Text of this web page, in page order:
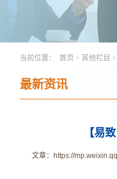
当前位置： 首页 > 其他栏目 >
最新资讯
【易
文章： https://